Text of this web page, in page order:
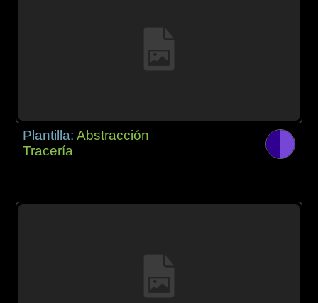
Plantilla:Abstracción
Tracería